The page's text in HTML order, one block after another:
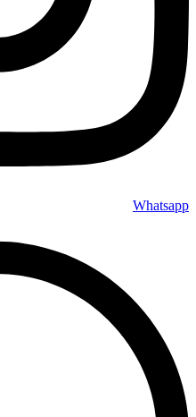
Whatsapp